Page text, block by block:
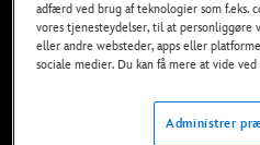
Nu tilgængelig på
SE DEN PÅ
adfærd ved brug af teknologier som f.eks.
vores tjenesteydelser, til at
eller andre websteder, apps eller
sociale medier. Du kan få mere at vide
Administrer